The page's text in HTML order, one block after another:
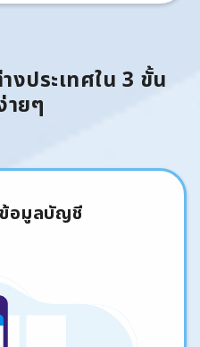
งประเทศใน 3 ขั้น
ยๆ
อมูลบัญชี